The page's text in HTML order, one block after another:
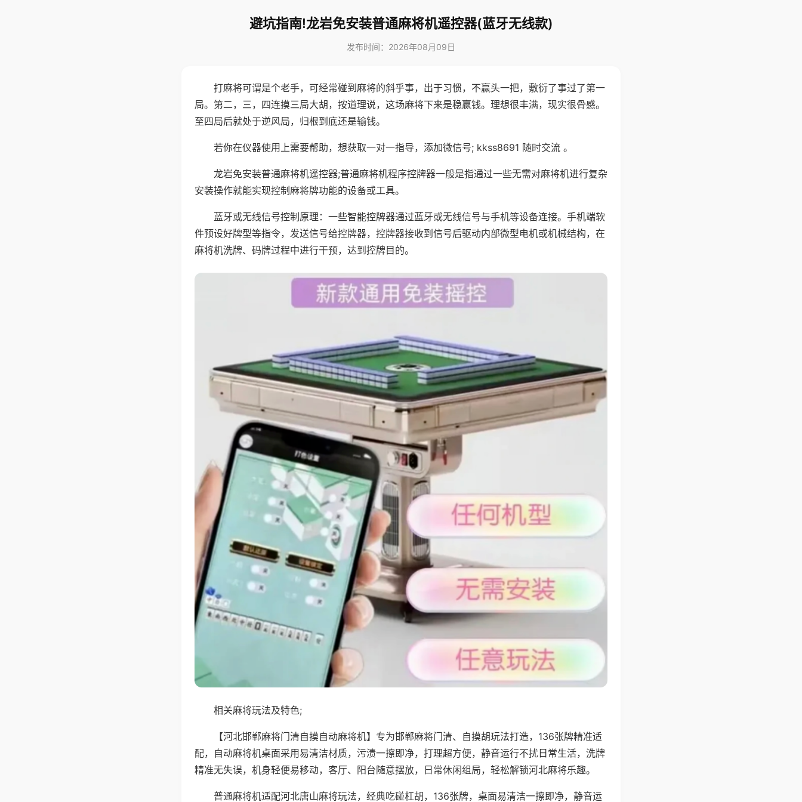
避坑指南!龙岩免安装普通麻将机遥控器(蓝牙无线款)
发布时间：2026年08月09日
打麻将可谓是个老手，可经常碰到麻将的斜乎事，出于习惯，不赢头一把，敷衍了事过了第一
局。第二，三，四连摸三局大胡，按道理说，这场麻将下来是稳赢钱。理想很丰满，现实很骨感。
至四局后就处于逆风局，归根到底还是输钱。
若你在仪器使用上需要帮助，想获取一对一指导，添加微信号; kkss8691 随时交流 。
龙岩免安装普通麻将机遥控器;普通麻将机程序控牌器一般是指通过一些无需对麻将机进行复杂
安装操作就能实现控制麻将牌功能的设备或工具。
蓝牙或无线信号控制原理：一些智能控牌器通过蓝牙或无线信号与手机等设备连接。手机端软
件预设好牌型等指令，发送信号给控牌器，控牌器接收到信号后驱动内部微型电机或机械结构，在
麻将机洗牌、码牌过程中进行干预，达到控牌目的。
相关麻将玩法及特色;
【河北邯郸麻将门清自摸自动麻将机】专为邯郸麻将门清、自摸胡玩法打造，136张牌精准适
配，自动麻将机桌面采用易清洁材质，污渍一擦即净，打理超方便，静音运行不扰日常生活，洗牌
精准无失误，机身轻便易移动，客厅、阳台随意摆放，日常休闲组局，轻松解锁河北麻将乐趣。
普通麻将机适配河北唐山麻将玩法，经典吃碰杠胡，136张牌，桌面易清洁一擦即净，静音运